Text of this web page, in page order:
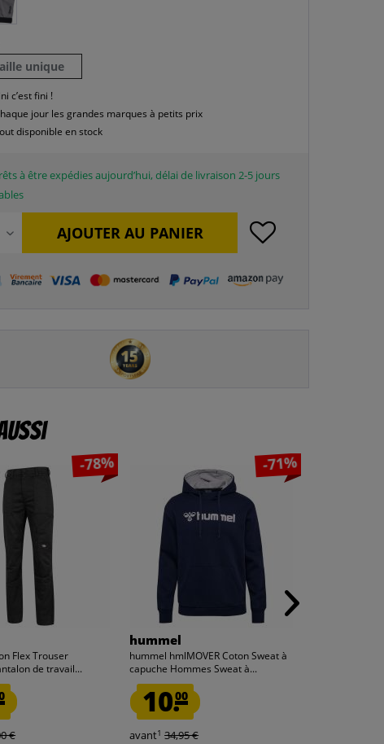
unique
c’est fini !
jour les grandes marques à petits prix
disponible en stock
à être expédies aujourd’hui, délai de livraison 2-5 jours
AJOUTER AU PANIER
-78%
Flex Trouser
de travail...
€
-71%
hummel
hummel hmlMOVER Coton Sweat à
capuche Hommes Sweat à...
10.00
avant1 34,95 €